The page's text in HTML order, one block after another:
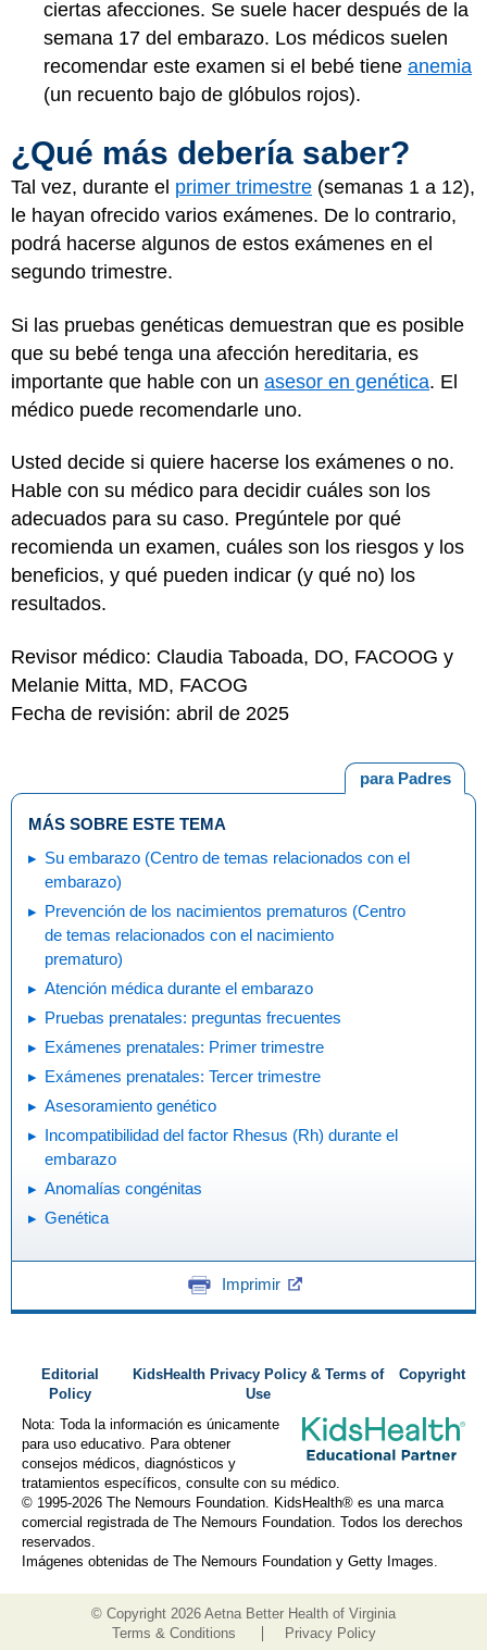
ciertas afecciones. Se suele hacer después de la
semana 17 del embarazo. Los médicos suelen
recomendar este examen si el bebé tiene anemia
(un recuento bajo de glóbulos rojos).
¿Qué más debería saber?
Tal vez, durante el primer trimestre (semanas 1 a 12),
le hayan ofrecido varios exámenes. De lo contrario,
podrá hacerse algunos de estos exámenes en el
segundo trimestre.
Si las pruebas genéticas demuestran que es posible
que su bebé tenga una afección hereditaria, es
importante que hable con un asesor en genética. El
médico puede recomendarle uno.
Usted decide si quiere hacerse los exámenes o no.
Hable con su médico para decidir cuáles son los
adecuados para su caso. Pregúntele por qué
recomienda un examen, cuáles son los riesgos y los
beneficios, y qué pueden indicar (y qué no) los
resultados.
Revisor médico: Claudia Taboada, DO, FACOOG y
Melanie Mitta, MD, FACOG
Fecha de revisión: abril de 2025
para Padres
MÁS SOBRE ESTE TEMA
Su embarazo (Centro de temas relacionados con el
embarazo)
Prevención de los nacimientos prematuros (Centro
de temas relacionados con el nacimiento
prematuro)
Atención médica durante el embarazo
Pruebas prenatales: preguntas frecuentes
Exámenes prenatales: Primer trimestre
Exámenes prenatales: Tercer trimestre
Asesoramiento genético
Incompatibilidad del factor Rhesus (Rh) durante el
embarazo
Anomalías congénitas
Genética
Imprimir
Editorial
Policy
KidsHealth Privacy Policy & Terms of
Use
Copyright
Nota: Toda la información es únicamente
para uso educativo. Para obtener
consejos médicos, diagnósticos y
tratamientos específicos, consulte con su médico.
© 1995-2026 The Nemours Foundation. KidsHealth® es una marca
comercial registrada de The Nemours Foundation. Todos los derechos
reservados.
Imágenes obtenidas de The Nemours Foundation y Getty Images.
© Copyright 2026 Aetna Better Health of Virginia
Terms & Conditions
Privacy Policy